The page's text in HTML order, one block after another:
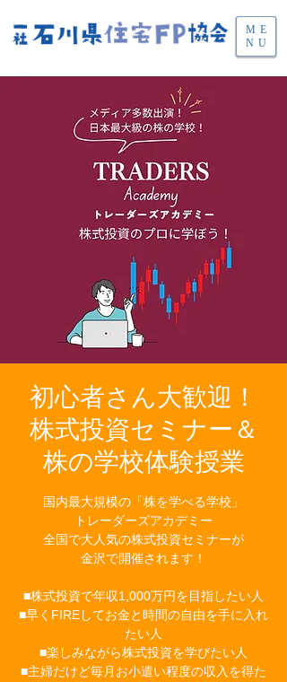
ME
NU
初心者さん大歓迎！
株式投資セミナー＆
株の学校体験授業
国内最大規模の「株を学べる学校」
トレーダーズアカデミー
全国で大人気の株式投資セミナーが
金沢で開催されます！
■株式投資で年収1,000万円を目指したい人
■早くFIREしてお金と時間の自由を手に入れ
たい人
■楽しみながら株式投資を学びたい人
■主婦だけど毎月お小遣い程度の収入を得た